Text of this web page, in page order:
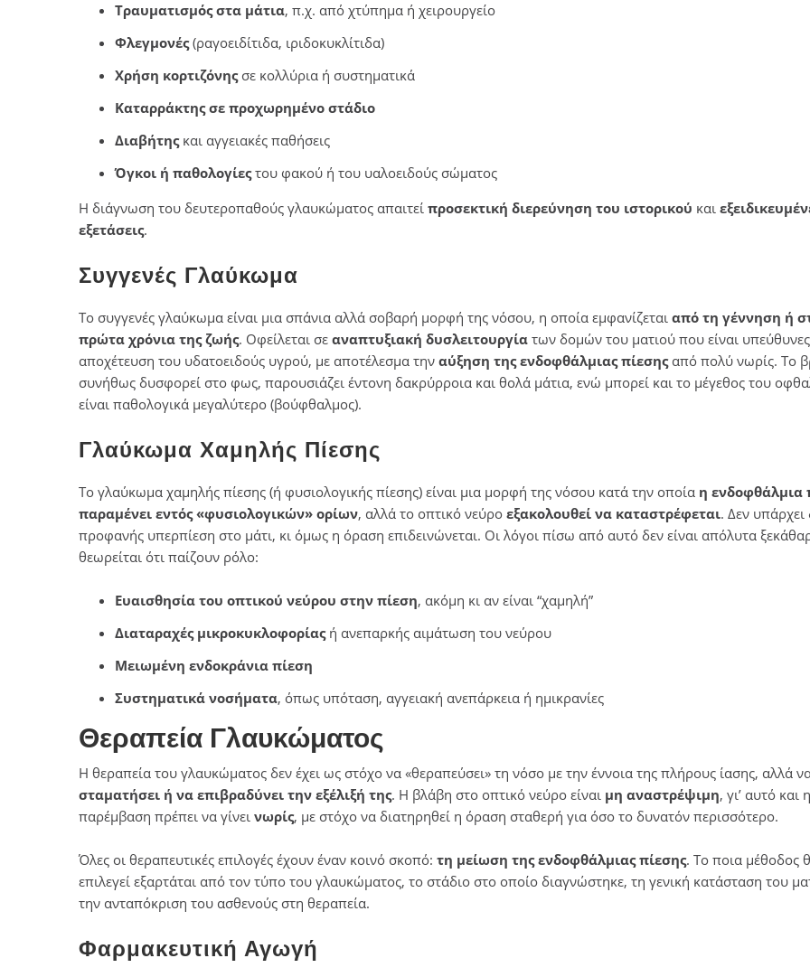
Τραυματισμός στα μάτια, π.χ. από χτύπημα ή χειρουργείο
Φλεγμονές(ραγοειδίτιδα, ιριδοκυκλίτιδα)
Χρήση κορτιζόνηςσε κολλύρια ή συστηματικά
Καταρράκτης σε προχωρημένο στάδιο
Διαβήτηςκαι αγγειακές παθήσεις
Όγκοι ή παθολογίεςτου φακού ή του υαλοειδούς σώματος
Η διάγνωση του δευτεροπαθούς γλαυκώματος απαιτεί προσεκτική διερεύνηση του ιστορικού και
εξετάσεις.
Συγγενές Γλαύκωμα
Το συγγενές γλαύκωμα είναι μια σπάνια αλλά σοβαρή μορφή της νόσου, η οποία εμφανίζεται από τη γέννηση ή
πρώτα χρόνια της ζωής. Οφείλεται σε αναπτυξιακή δυσλειτουργία των δομών του ματιού που είναι
αποχέτευση του υδατοειδούς υγρού, με αποτέλεσμα την αύξηση της ενδοφθάλμιας πίεσηςαπό πολύ νωρίς. Το
συνήθως δυσφορεί στο φως, παρουσιάζει έντονη δακρύρροια και θολά μάτια, ενώ μπορεί και το μέγεθος του
είναι παθολογικά μεγαλύτερο (βούφθαλμος).
Γλαύκωμα Χαμηλής Πίεσης
Το γλαύκωμα χαμηλής πίεσης (ή φυσιολογικής πίεσης) είναι μια μορφή της νόσου κατά την οποία η ενδοφθάλμια
παραμένει εντός «φυσιολογικών» ορίων, αλλά το οπτικό νεύρο εξακολουθεί να καταστρέφεται. Δεν
προφανής υπερπίεση στο μάτι, κι όμως η όραση επιδεινώνεται. Οι λόγοι πίσω από αυτό δεν είναι απόλυτα
θεωρείται ότι παίζουν ρόλο:
Ευαισθησία του οπτικού νεύρου στην πίεση, ακόμη κι αν είναι “χαμηλή”
Διαταραχές μικροκυκλοφορίαςή ανεπαρκής αιμάτωση του νεύρου
Μειωμένη ενδοκράνια πίεση
Συστηματικά νοσήματα, όπως υπόταση, αγγειακή ανεπάρκεια ή ημικρανίες
Θεραπεία Γλαυκώματος
Η θεραπεία του γλαυκώματος δεν έχει ως στόχο να «θεραπεύσει» τη νόσο με την έννοια της πλήρους ίασης, αλλά
σταματήσει ή να επιβραδύνει την εξέλιξή της. Η βλάβη στο οπτικό νεύρο είναι μη αναστρέψιμη, γι’ αυτό και η
παρέμβαση πρέπει να γίνει νωρίς, με στόχο να διατηρηθεί η όραση σταθερή για όσο το δυνατόν περισσότερο.
Όλες οι θεραπευτικές επιλογές έχουν έναν κοινό σκοπό: τη μείωση της ενδοφθάλμιας πίεσης. Το ποια μέθοδος
επιλεγεί εξαρτάται από τον τύπο του γλαυκώματος, το στάδιο στο οποίο διαγνώστηκε, τη γενική κατάσταση του
την ανταπόκριση του ασθενούς στη θεραπεία.
Φαρμακευτική Αγωγή